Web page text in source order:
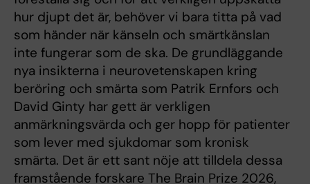
hur djupt det är, behöver vi bara titta på vad
som händer när känseln och smärtkänslan
inte fungerar som de ska. De grundläggande
nya insikterna i neurovetenskapen kring
beröring och smärta som Patrik Ernfors och
David Ginty har gett är verkligen
anmärkningsvärda och ger hopp för patienter
som lever med sjukdomar som kronisk
smärta. Det är ett sant nöje att tilldela dessa
framstående forskare The Brain Prize 2026,